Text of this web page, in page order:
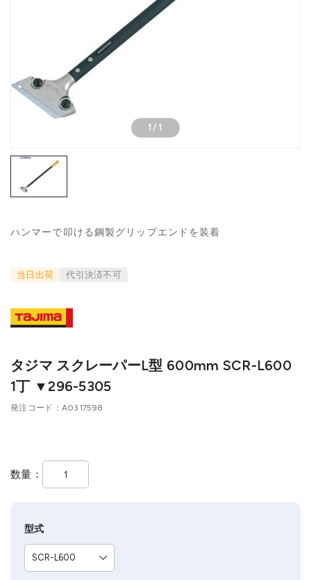
1 / 1
ハンマーで叩ける鋼製グリップエンドを装着
当日出荷 代引決済不可
タジマ スクレーパーL型 600mm SCR-L600
1丁 ▼296-5305
発注コード A0317598
数量
型式